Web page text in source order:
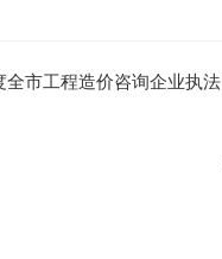
全市工程造价咨询企业执法